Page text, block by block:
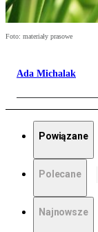
Foto: materiały prasowe
Ada Michalak
Powiązane
Polecane
Najnowsze